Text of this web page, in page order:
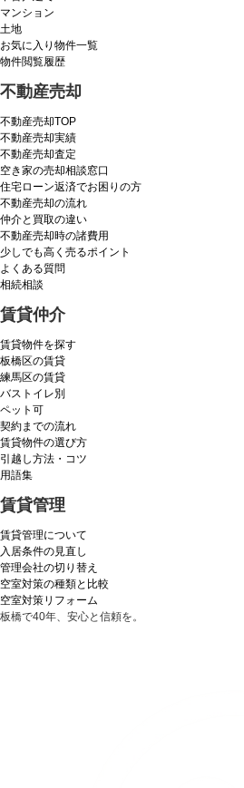
マンション
土地
お気に入り物件一覧
物件閲覧履歴
不動産売却
不動産売却TOP
不動産売却実績
不動産売却査定
空き家の売却相談窓口
住宅ローン返済でお困りの方
不動産売却の流れ
仲介と買取の違い
不動産売却時の諸費用
少しでも高く売るポイント
よくある質問
相続相談
賃貸仲介
賃貸物件を探す
板橋区の賃貸
練馬区の賃貸
バストイレ別
ペット可
契約までの流れ
賃貸物件の選び方
引越し方法・コツ
用語集
賃貸管理
賃貸管理について
入居条件の見直し
管理会社の切り替え
空室対策の種類と比較
空室対策リフォーム
板橋で40年、安心と信頼を。